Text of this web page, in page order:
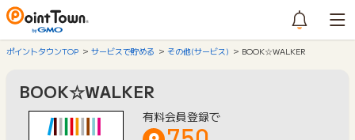
ポイントタウンTOP サービスで貯める その他(サービス) BOOK☆WALKER
BOOK☆WALKER
有料会員登録で